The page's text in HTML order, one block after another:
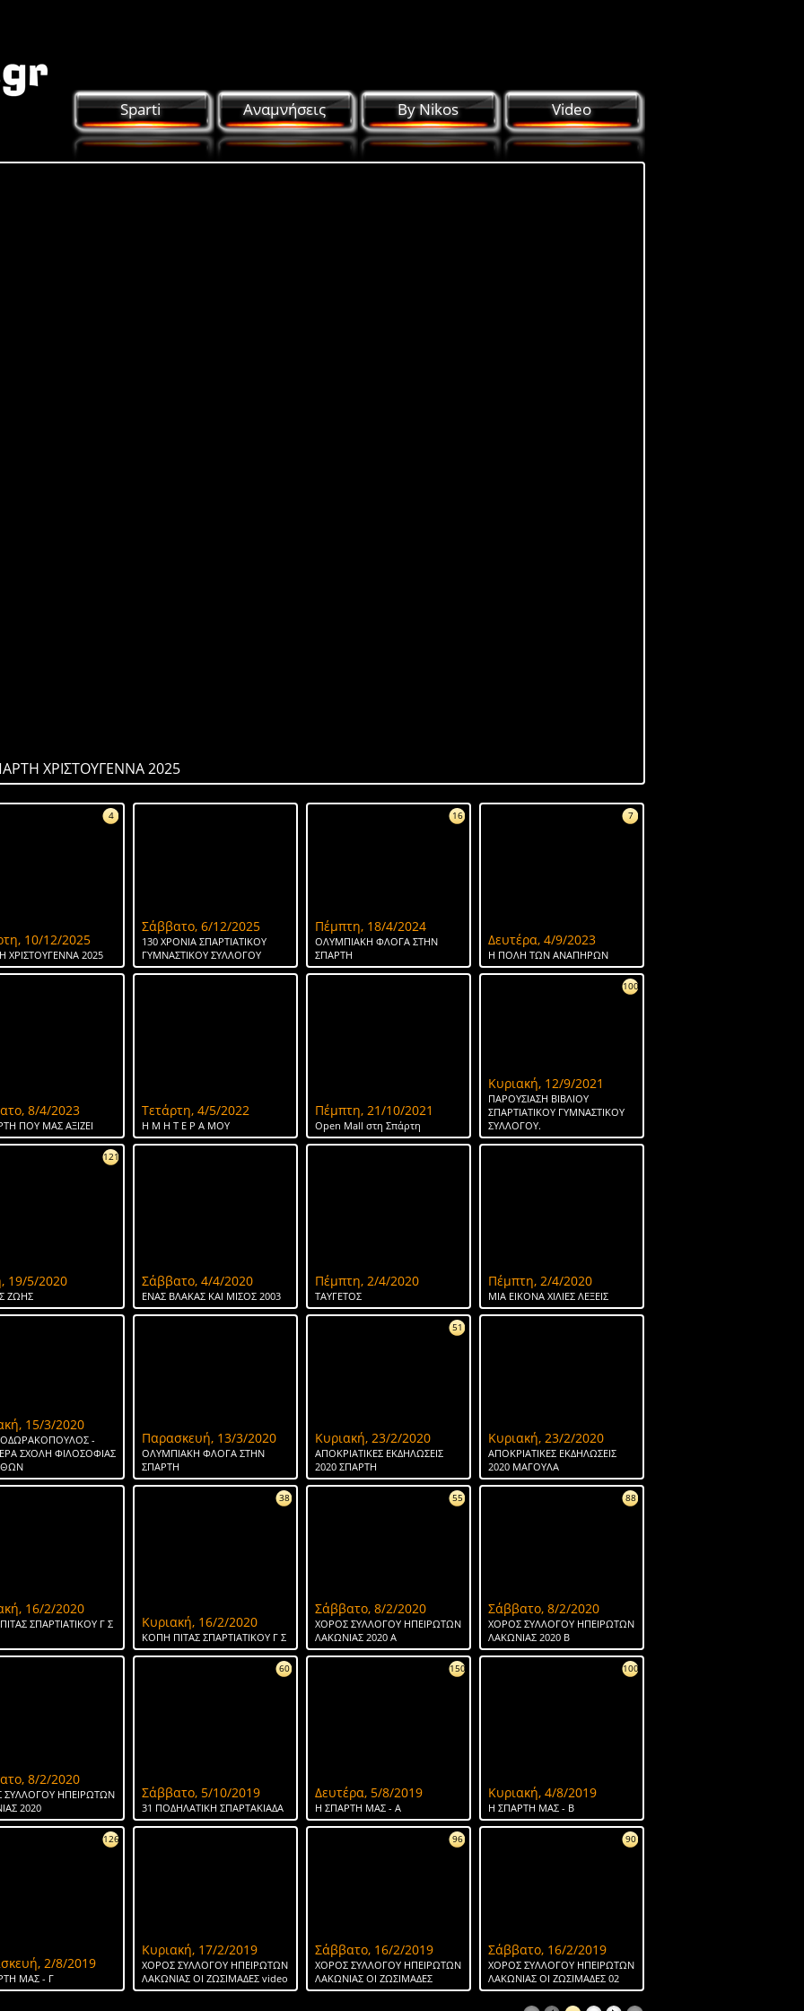
Sparti Αναμνήσεις By Nikos Video
ΧΡΙΣΤΟΥΓΕΝΝΑ 2025
4
10/12/2025
ΧΡΙΣΤΟΥΓΕΝΝΑ 2025
Σάββατο, 6/12/2025
130 ΧΡΟΝΙΑ ΣΠΑΡΤΙΑΤΙΚΟΥ
ΓΥΜΝΑΣΤΙΚΟΥ ΣΥΛΛΟΓΟΥ
16
Πέμπτη, 18/4/2024
ΟΛΥΜΠΙΑΚΗ ΦΛΟΓΑ ΣΤΗΝ
ΣΠΑΡΤΗ
7
Δευτέρα, 4/9/2023
Η ΠΟΛΗ ΤΩΝ ΑΝΑΠΗΡΩΝ
8/4/2023
ΠΟΥ ΜΑΣ ΑΞΙΖΕΙ
Τετάρτη, 4/5/2022
Η Μ Η Τ Ε Ρ Α ΜΟΥ
Πέμπτη, 21/10/2021
Open Mall στη Σπάρτη
100
Κυριακή, 12/9/2021
ΠΑΡΟΥΣΙΑΣΗ ΒΙΒΛΙΟΥ
ΣΠΑΡΤΙΑΤΙΚΟΥ ΓΥΜΝΑΣΤΙΚΟΥ
ΣΥΛΛΟΓΟΥ.
121
19/5/2020
ΖΩΗΣ
Σάββατο, 4/4/2020
ΕΝΑΣ ΒΛΑΚΑΣ ΚΑΙ ΜΙΣΟΣ 2003
Πέμπτη, 2/4/2020
ΤΑΥΓΕΤΟΣ
Πέμπτη, 2/4/2020
ΜΙΑ ΕΙΚΟΝΑ ΧΙΛΙΕΣ ΛΕΞΕΙΣ
15/3/2020
-
ΣΧΟΛΗ ΦΙΛΟΣΟΦΙΑΣ
Παρασκευή, 13/3/2020
ΟΛΥΜΠΙΑΚΗ ΦΛΟΓΑ ΣΤΗΝ
ΣΠΑΡΤΗ
51
Κυριακή, 23/2/2020
ΑΠΟΚΡΙΑΤΙΚΕΣ ΕΚΔΗΛΩΣΕΙΣ
2020 ΣΠΑΡΤΗ
Κυριακή, 23/2/2020
ΑΠΟΚΡΙΑΤΙΚΕΣ ΕΚΔΗΛΩΣΕΙΣ
2020 ΜΑΓΟΥΛΑ
16/2/2020
ΣΠΑΡΤΙΑΤΙΚΟΥ Γ Σ
38
Κυριακή, 16/2/2020
ΚΟΠΗ ΠΙΤΑΣ ΣΠΑΡΤΙΑΤΙΚΟΥ Γ Σ
55
Σάββατο, 8/2/2020
ΧΟΡΟΣ ΣΥΛΛΟΓΟΥ ΗΠΕΙΡΩΤΩΝ
ΛΑΚΩΝΙΑΣ 2020 Α
88
Σάββατο, 8/2/2020
ΧΟΡΟΣ ΣΥΛΛΟΓΟΥ ΗΠΕΙΡΩΤΩΝ
ΛΑΚΩΝΙΑΣ 2020 Β
8/2/2020
ΣΥΛΛΟΓΟΥ ΗΠΕΙΡΩΤΩΝ
2020
60
Σάββατο, 5/10/2019
31 ΠΟΔΗΛΑΤΙΚΗ ΣΠΑΡΤΑΚΙΑΔΑ
150
Δευτέρα, 5/8/2019
H ΣΠΑΡΤΗ ΜΑΣ - Α
100
Κυριακή, 4/8/2019
H ΣΠΑΡΤΗ ΜΑΣ - Β
126
2/8/2019
ΜΑΣ - Γ
Κυριακή, 17/2/2019
ΧΟΡΟΣ ΣΥΛΛΟΓΟΥ ΗΠΕΙΡΩΤΩΝ
ΛΑΚΩΝΙΑΣ ΟΙ ΖΩΣΙΜΑΔΕΣ video
96
Σάββατο, 16/2/2019
ΧΟΡΟΣ ΣΥΛΛΟΓΟΥ ΗΠΕΙΡΩΤΩΝ
ΛΑΚΩΝΙΑΣ ΟΙ ΖΩΣΙΜΑΔΕΣ
90
Σάββατο, 16/2/2019
ΧΟΡΟΣ ΣΥΛΛΟΓΟΥ ΗΠΕΙΡΩΤΩΝ
ΛΑΚΩΝΙΑΣ ΟΙ ΖΩΣΙΜΑΔΕΣ 02